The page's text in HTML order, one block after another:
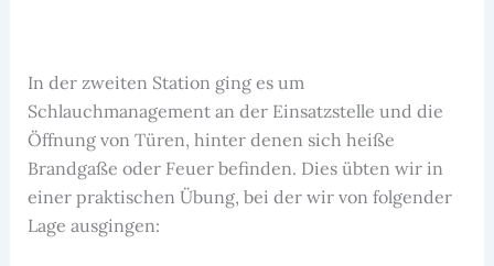
In der zweiten Station ging es um
Schlauchmanagement an der Einsatzstelle und die
Öffnung von Türen, hinter denen sich heiße
Brandgaße oder Feuer befinden. Dies übten wir in
einer praktischen Übung, bei der wir von folgender
Lage ausgingen: